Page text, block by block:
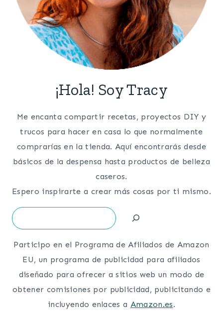
¡Hola! Soy Tracy
Me encanta compartir recetas, proyectos DIY y
trucos para hacer en casa lo que normalmente
comprarías en la tienda. Aquí encontrarás desde
básicos de la despensa hasta productos de belleza
caseros.
Espero inspirarte a crear más cosas por ti mismo.
Search
Participo en el Programa de Afiliados de Amazon
EU, un programa de publicidad para afiliados
diseñado para ofrecer a sitios web un modo de
obtener comisiones por publicidad, publicitando e
incluyendo enlaces a Amazon.es.